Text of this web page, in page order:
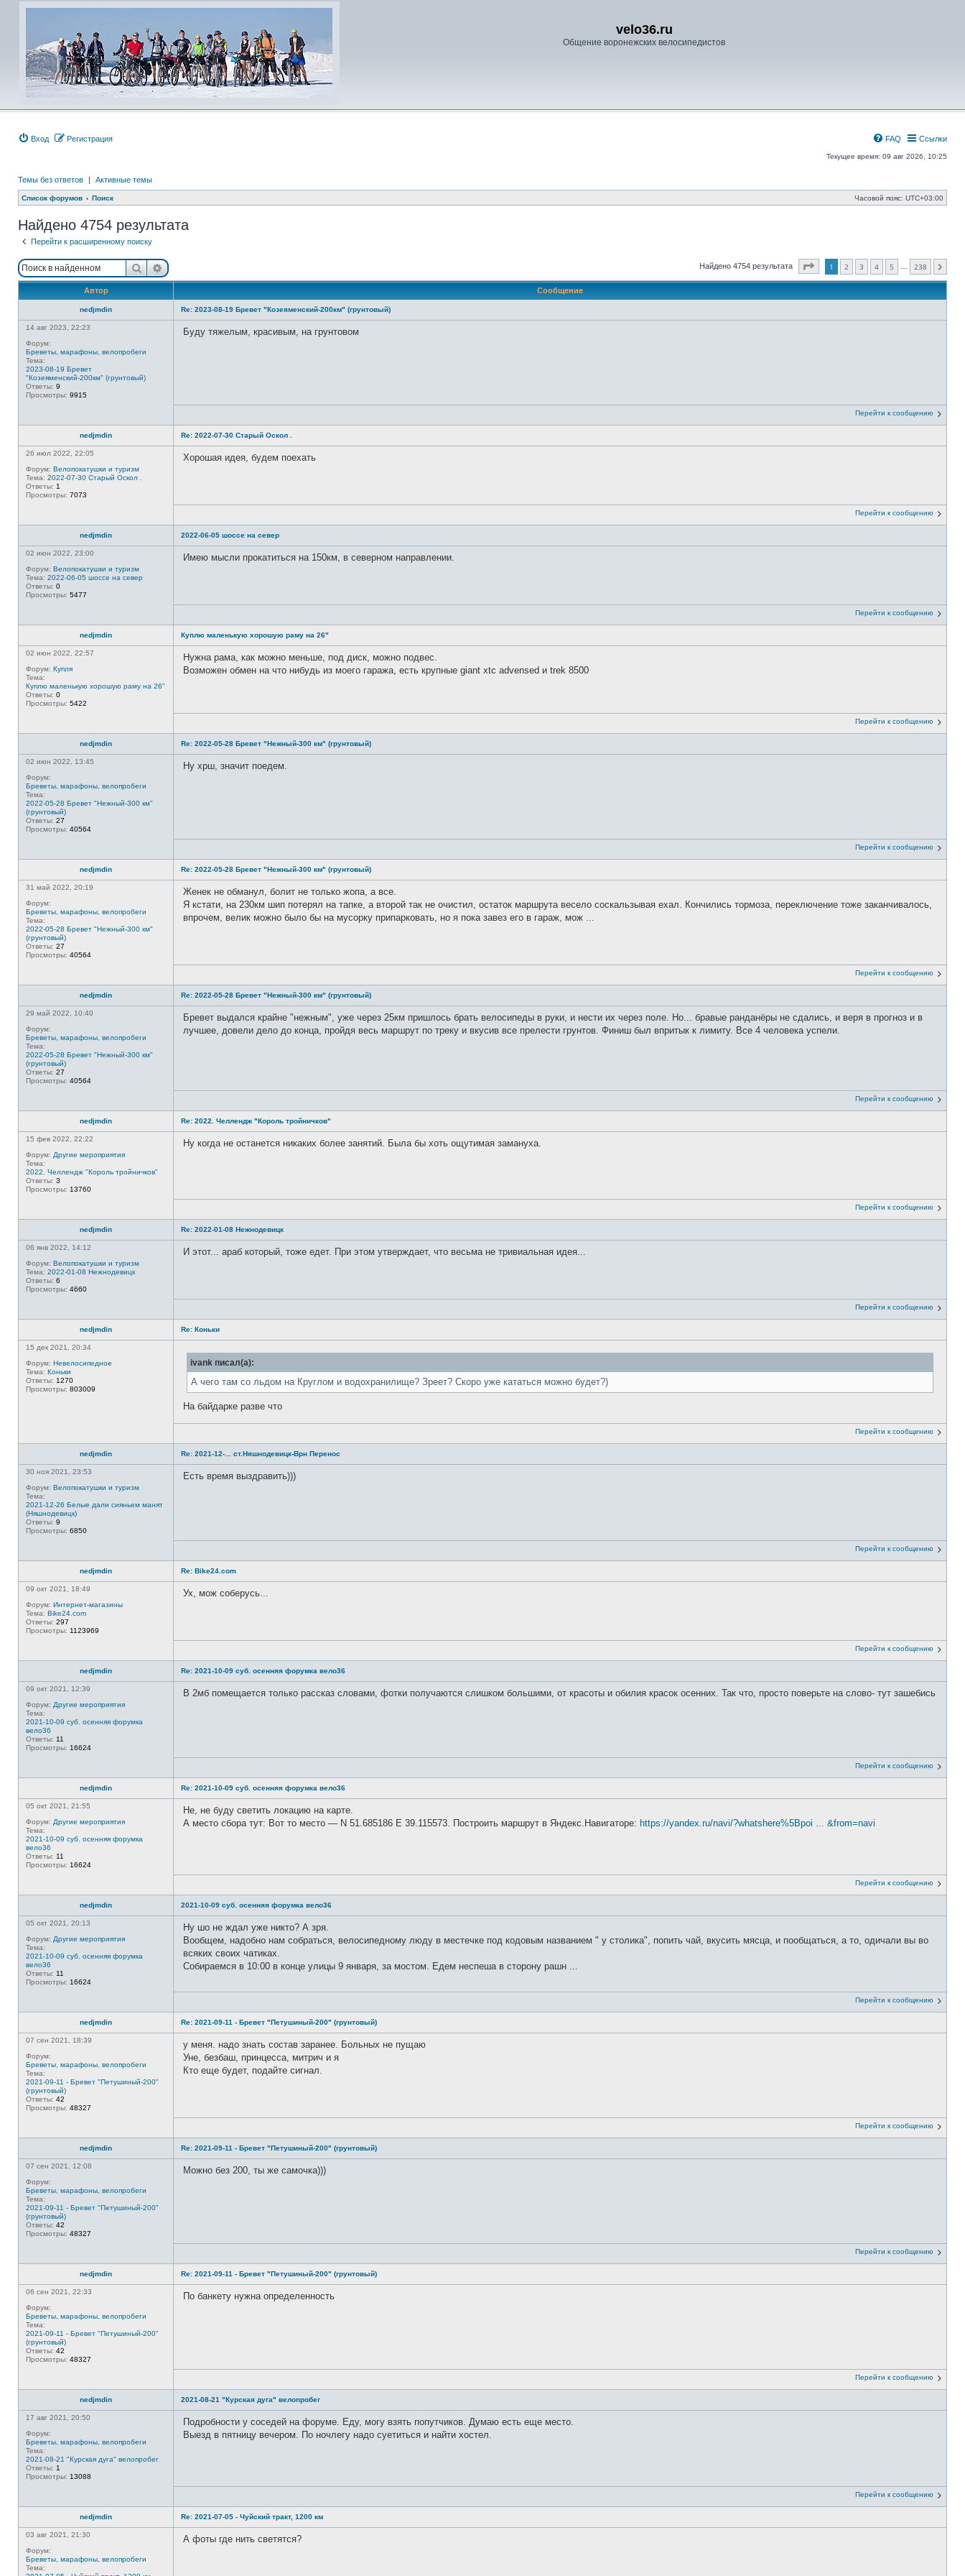
velo36.ru
Общение воронежских велосипедистов
Вход Регистрация Ссылки
FAQ
Текущее время: 09 авг 2026, 10:25
Темы без ответов | Активные темы
Список форумов Поиск Часовой пояс: UTC+03:00
Найдено 4754 результата
Перейти к расширенному поиску
ПоискРасширенный поиск Найдено 4754 результата Страница из238
1 2 3 4 5 238
Автор Сообщение
nedjmdin
14 авг 2023, 22:23
Форум:
Бреветы, марафоны, велопробеги
Тема:
2023-08-19 Бревет
"Козеяменский-200км" (грунтовый)
Ответы: 9
Просмотры: 9915
Re: 2023-08-19 Бревет "Козеяменский-200км" (грунтовый)
Буду тяжелым, красивым, на грунтовом
Перейти к сообщению
nedjmdin
26 июл 2022, 22:05
Форум: Велопокатушки и туризм
Тема: 2022-07-30 Старый Оскол .
Ответы: 1
Просмотры: 7073
Re: 2022-07-30 Старый Оскол .
Хорошая идея, будем поехать
Перейти к сообщению
nedjmdin
02 июн 2022, 23:00
Форум: Велопокатушки и туризм
Тема: 2022-06-05 шоссе на север
Ответы: 0
Просмотры: 5477
2022-06-05 шоссе на север
Имею мысли прокатиться на 150км, в северном направлении.
Перейти к сообщению
nedjmdin
02 июн 2022, 22:57
Форум: Купля
Тема:
Куплю маленькую хорошую раму на 26"
Ответы: 0
Просмотры: 5422
Куплю маленькую хорошую раму на 26"
Нужна рама, как можно меньше, под диск, можно подвес.
Возможен обмен на что нибудь из моего гаража, есть крупные giant xtc advensed и trek 8500
Перейти к сообщению
nedjmdin
02 июн 2022, 13:45
Форум:
Бреветы, марафоны, велопробеги
Тема:
2022-05-28 Бревет "Нежный-300 км"
(грунтовый)
Ответы: 27
Просмотры: 40564
Re: 2022-05-28 Бревет "Нежный-300 км" (грунтовый)
Ну хрш, значит поедем.
Перейти к сообщению
nedjmdin
31 май 2022, 20:19
Форум:
Бреветы, марафоны, велопробеги
Тема:
2022-05-28 Бревет "Нежный-300 км"
(грунтовый)
Ответы: 27
Просмотры: 40564
Re: 2022-05-28 Бревет "Нежный-300 км" (грунтовый)
Женек не обманул, болит не только жопа, а все.
Я кстати, на 230км шип потерял на тапке, а второй так не очистил, остаток маршрута весело соскальзывая ехал. Кончились тормоза, переключение тоже заканчивалось,
впрочем, велик можно было бы на мусорку припарковать, но я пока завез его в гараж, мож ...
Перейти к сообщению
nedjmdin
29 май 2022, 10:40
Форум:
Бреветы, марафоны, велопробеги
Тема:
2022-05-28 Бревет "Нежный-300 км"
(грунтовый)
Ответы: 27
Просмотры: 40564
Re: 2022-05-28 Бревет "Нежный-300 км" (грунтовый)
Бревет выдался крайне "нежным", уже через 25км пришлось брать велосипеды в руки, и нести их через поле. Но... бравые ранданёры не сдались, и веря в прогноз и в
лучшее, довели дело до конца, пройдя весь маршрут по треку и вкусив все прелести грунтов. Финиш был впритык к лимиту. Все 4 человека успели.
Перейти к сообщению
nedjmdin
15 фев 2022, 22:22
Форум: Другие мероприятия
Тема:
2022. Челлендж "Король тройничков"
Ответы: 3
Просмотры: 13760
Re: 2022. Челлендж "Король тройничков"
Ну когда не останется никаких более занятий. Была бы хоть ощутимая замануха.
Перейти к сообщению
nedjmdin
06 янв 2022, 14:12
Форум: Велопокатушки и туризм
Тема: 2022-01-08 Нежнодевицк
Ответы: 6
Просмотры: 4660
Re: 2022-01-08 Нежнодевицк
И этот... араб который, тоже едет. При этом утверждает, что весьма не тривиальная идея...
Перейти к сообщению
nedjmdin
15 дек 2021, 20:34
Форум: Невелосипедное
Тема: Коньки
Ответы: 1270
Просмотры: 803009
Re: Коньки
ivank писал(а):
А чего там со льдом на Круглом и водохранилище? Зреет? Скоро уже кататься можно будет?)
На байдарке разве что
Перейти к сообщению
nedjmdin
30 ноя 2021, 23:53
Форум: Велопокатушки и туризм
Тема:
2021-12-26 Белые дали сияньем манят
(Няшнодевицк)
Ответы: 9
Просмотры: 6850
Re: 2021-12-... ст.Няшнодевицк-Врн Перенос
Есть время выздравить)))
Перейти к сообщению
nedjmdin
09 окт 2021, 18:49
Форум: Интернет-магазины
Тема: Bike24.com
Ответы: 297
Просмотры: 1123969
Re: Bike24.com
Ух, мож соберусь...
Перейти к сообщению
nedjmdin
09 окт 2021, 12:39
Форум: Другие мероприятия
Тема:
2021-10-09 суб. осенняя форумка
вело36
Ответы: 11
Просмотры: 16624
Re: 2021-10-09 суб. осенняя форумка вело36
В 2мб помещается только рассказ словами, фотки получаются слишком большими, от красоты и обилия красок осенних. Так что, просто поверьте на слово- тут зашебись
Перейти к сообщению
nedjmdin
05 окт 2021, 21:55
Форум: Другие мероприятия
Тема:
2021-10-09 суб. осенняя форумка
вело36
Ответы: 11
Просмотры: 16624
Re: 2021-10-09 суб. осенняя форумка вело36
Не, не буду светить локацию на карте.
А место сбора тут: Вот то место — N 51.685186 E 39.115573. Построить маршрут в Яндекс.Навигаторе: https://yandex.ru/navi/?whatshere%5Bpoi ... &from=navi
Перейти к сообщению
nedjmdin
05 окт 2021, 20:13
Форум: Другие мероприятия
Тема:
2021-10-09 суб. осенняя форумка
вело36
Ответы: 11
Просмотры: 16624
2021-10-09 суб. осенняя форумка вело36
Ну шо не ждал уже никто? А зря.
Вообщем, надобно нам собраться, велосипедному люду в местечке под кодовым названием " у столика", попить чай, вкусить мясца, и пообщаться, а то, одичали вы во
всяких своих чатиках.
Собираемся в 10:00 в конце улицы 9 января, за мостом. Едем неспеша в сторону рашн ...
Перейти к сообщению
nedjmdin
07 сен 2021, 18:39
Форум:
Бреветы, марафоны, велопробеги
Тема:
2021-09-11 - Бревет "Петушиный-200"
(грунтовый)
Ответы: 42
Просмотры: 48327
Re: 2021-09-11 - Бревет "Петушиный-200" (грунтовый)
у меня. надо знать состав заранее. Больных не пущаю
Уне, безбаш, принцесса, митрич и я
Кто еще будет, подайте сигнал.
Перейти к сообщению
nedjmdin
07 сен 2021, 12:08
Форум:
Бреветы, марафоны, велопробеги
Тема:
2021-09-11 - Бревет "Петушиный-200"
(грунтовый)
Ответы: 42
Просмотры: 48327
Re: 2021-09-11 - Бревет "Петушиный-200" (грунтовый)
Можно без 200, ты же самочка)))
Перейти к сообщению
nedjmdin
06 сен 2021, 22:33
Форум:
Бреветы, марафоны, велопробеги
Тема:
2021-09-11 - Бревет "Петушиный-200"
(грунтовый)
Ответы: 42
Просмотры: 48327
Re: 2021-09-11 - Бревет "Петушиный-200" (грунтовый)
По банкету нужна определенность
Перейти к сообщению
nedjmdin
17 авг 2021, 20:50
Форум:
Бреветы, марафоны, велопробеги
Тема:
2021-08-21 "Курская дуга" велопробег
Ответы: 1
Просмотры: 13088
2021-08-21 "Курская дуга" велопробег
Подробности у соседей на форуме. Еду, могу взять попутчиков. Думаю есть еще место.
Выезд в пятницу вечером. По ночлегу надо суетиться и найти хостел.
Перейти к сообщению
nedjmdin
03 авг 2021, 21:30
Форум:
Бреветы, марафоны, велопробеги
Тема:
Re: 2021-07-05 - Чуйский тракт, 1200 км
А фоты где нить светятся?